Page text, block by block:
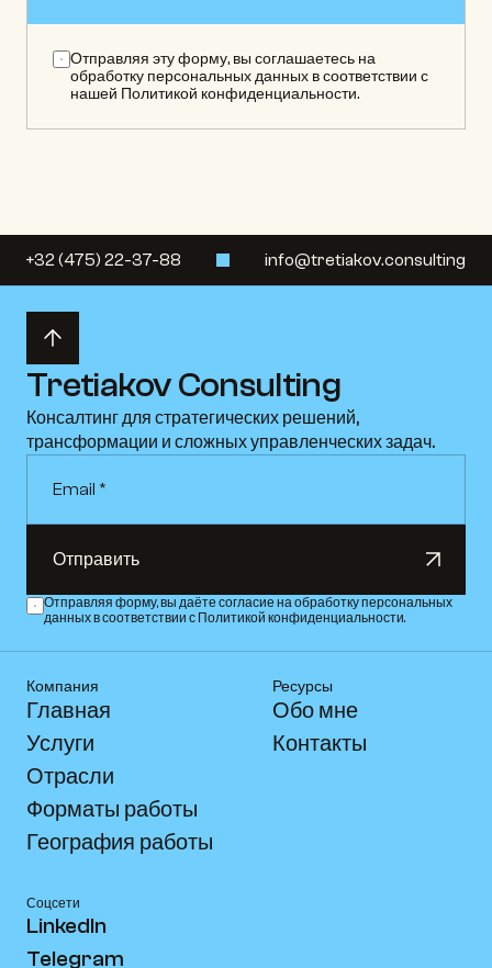
Отправляя эту форму, вы соглашаетесь на
обработку персональных данных в соответствии с
нашей Политикой конфиденциальности.
info@tretiakov.consulting
+32 (475) 22-37-88
Tretiakov Consulting
Консалтинг для стратегических решений,
трансформации и сложных управленческих задач.
Отправить
Отправляя форму, вы даёте согласие на обработку персональных
данных в соответствии с Политикой конфиденциальности.
Компания
Главная
Услуги
Отрасли
Форматы работы
География работы
Ресурсы
Обо мне
Контакты
Соцсети
LinkedIn
Telegram